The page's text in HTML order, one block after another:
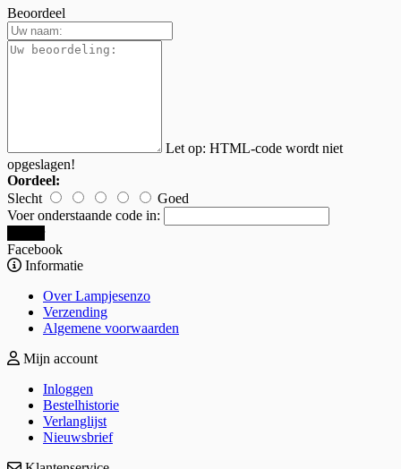
Beoordeel
Let op: HTML-code wordt niet
opgeslagen!
Oordeel:
Slecht
Goed
Voer onderstaande code in:
Facebook
Informatie
Over Lampjesenzo
Verzending
Algemene voorwaarden
Mijn account
Inloggen
Bestelhistorie
Verlanglijst
Nieuwsbrief